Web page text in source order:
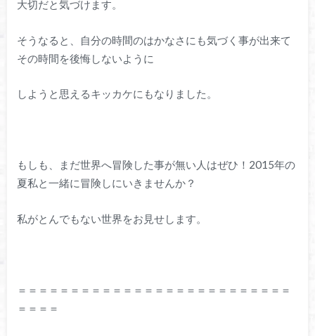
大切だと気づけます。
そうなると、自分の時間のはかなさにも気づく事が出来て
その時間を後悔しないように
しようと思えるキッカケにもなりました。
もしも、まだ世界へ冒険した事が無い人はぜひ！2015年の
夏私と一緒に冒険しにいきませんか？
私がとんでもない世界をお見せします。
＝＝＝＝＝＝＝＝＝＝＝＝＝＝＝＝＝＝＝＝＝＝＝＝＝＝
＝＝＝＝